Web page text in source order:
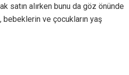
satın alırken bunu da göz önünde
bebeklerin ve çocukların yaş